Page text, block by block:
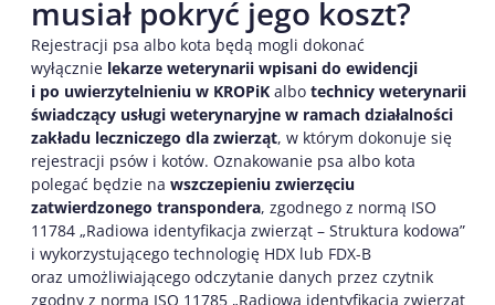
musiał pokryć jego koszt?
Rejestracji psa albo kota będą mogli dokonać
wyłącznie lekarze weterynarii wpisani do ewidencji
i po uwierzytelnieniu w KROPiK albo technicy weterynarii
świadczący usługi weterynaryjne w ramach działalności
zakładu leczniczego dla zwierząt, w którym dokonuje się
rejestracji psów i kotów. Oznakowanie psa albo kota
polegać będzie na wszczepieniu zwierzęciu
zatwierdzonego transpondera, zgodnego z normą ISO
11784 „Radiowa identyfikacja zwierząt – Struktura kodowa”
i wykorzystującego technologię HDX lub FDX-B
oraz umożliwiającego odczytanie danych przez czytnik
zgodny z normą ISO 11785 „Radiowa identyfikacja zwierząt